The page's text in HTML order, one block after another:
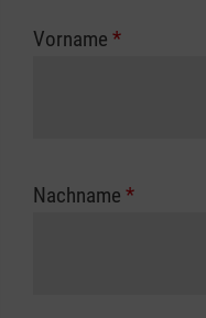
zuständigen
Vorname *
Nachname *